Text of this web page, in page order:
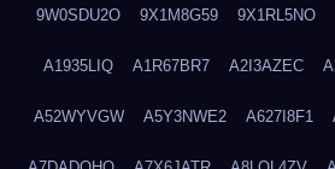
9W0SDU2O 9X1M8G59 9X1RL5NO
A1935LIQ A1R67BR7 A2I3AZEC
A52WYVGW A5Y3NWE2 A627I8F1